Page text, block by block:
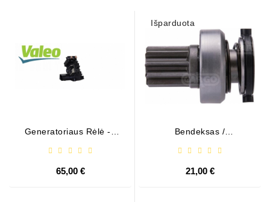
Generatoriaus Rėlė - /
65,00 €
Išparduota
Bendeksas /
21,00 €